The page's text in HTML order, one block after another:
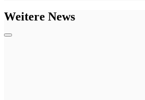
Weitere News